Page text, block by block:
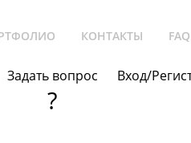
КОНТАКТЫ FAQ
Вход/
Задать вопрос
?